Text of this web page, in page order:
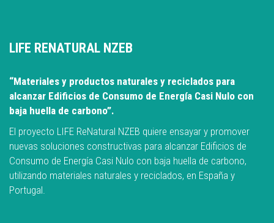
LIFE RENATURAL NZEB
“Materiales y productos naturales y reciclados para
alcanzar Edificios de Consumo de Energía Casi Nulo con
baja huella de carbono”.
El proyecto LIFE ReNatural NZEB quiere ensayar y promover
nuevas soluciones constructivas para alcanzar Edificios de
Consumo de Energía Casi Nulo con baja huella de carbono,
utilizando materiales naturales y reciclados, en España y
Portugal.